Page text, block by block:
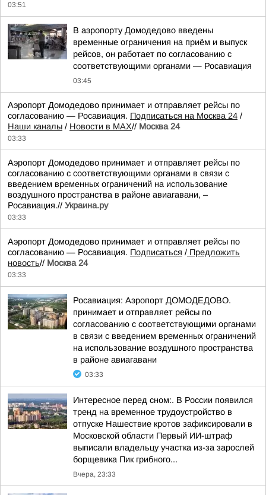
03:51
В аэропорту Домодедово введены
временные ограничения на приём и выпуск
рейсов, он работает по согласованию с
соответствующими органами — Росавиация
03:45
Аэропорт Домодедово принимает и отправляет рейсы по
согласованию — Росавиация. Подписаться на Москва 24 /
Наши каналы / Новости в MAX// Москва 24
03:33
Аэропорт Домодедово принимает и отправляет рейсы по
согласованию с соответствующими органами в связи с
введением временных ограничений на использование
воздушного пространства в районе авиагавани, –
Росавиация.// Украина.ру
03:33
Аэропорт Домодедово принимает и отправляет рейсы по
согласованию — Росавиация. Подписаться / Предложить
новость// Москва 24
03:33
Росавиация: Аэропорт ДОМОДЕДОВО.
принимает и отправляет рейсы по
согласованию с соответствующими органами
в связи с введением временных ограничений
на использование воздушного пространства
в районе авиагавани
03:33
Интересное перед сном:. В России появился
тренд на временное трудоустройство в
отпуске Нашествие кротов зафиксировали в
Московской области Первый ИИ-штраф
выписали владельцу участка из-за зарослей
борщевика Пик грибного...
Вчера, 23:33